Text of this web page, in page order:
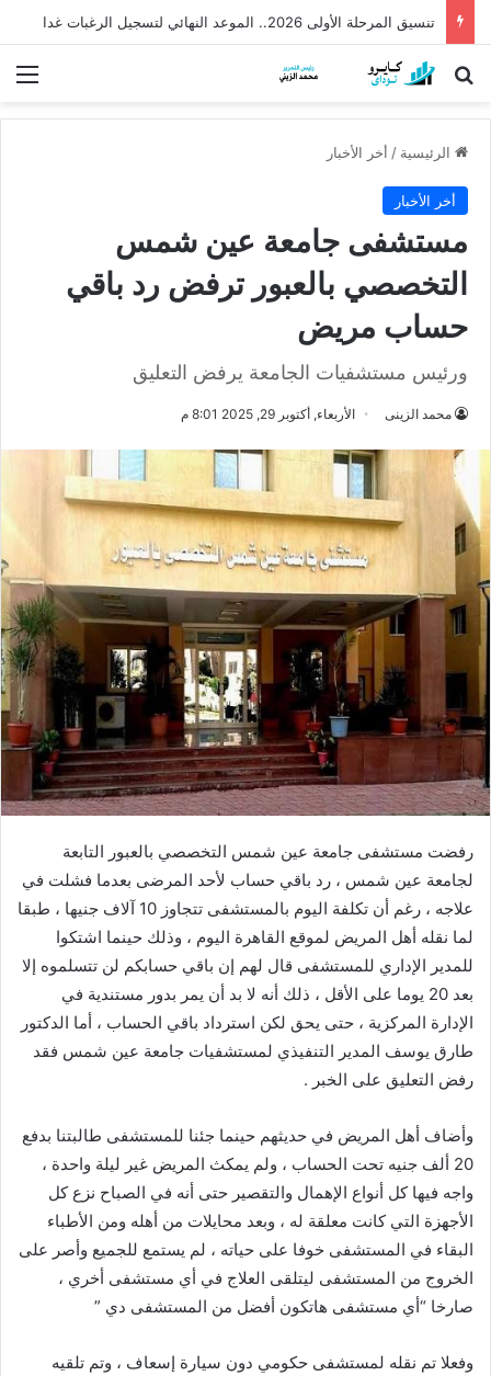
تنسيق المرحلة الأولى 2026.. الموعد النهائي لتسجيل الرغبات غدا
بحث عن
الرئيسية / أخر الأخبار
أخر الأخبار
مستشفى جامعة عين شمس
التخصصي بالعبور ترفض رد باقي
حساب مريض
ورئيس مستشفيات الجامعة يرفض التعليق
محمد الزينى الأربعاء, أكتوبر 29, 2025 8:01 م
رفضت مستشفى جامعة عين شمس التخصصي بالعبور التابعة
لجامعة عين شمس ، رد باقي حساب لأحد المرضى بعدما فشلت في
علاجه ، رغم أن تكلفة اليوم بالمستشفى تتجاوز 10 آلاف جنيها ، طبقا
لما نقله أهل المريض لموقع القاهرة اليوم ، وذلك حينما اشتكوا
للمدير الإداري للمستشفى قال لهم إن باقي حسابكم لن تتسلموه إلا
بعد 20 يوما على الأقل ، ذلك أنه لا بد أن يمر بدور مستندية في
الإدارة المركزية ، حتى يحق لكن استرداد باقي الحساب ، أما الدكتور
طارق يوسف المدير التنفيذي لمستشفيات جامعة عين شمس فقد
رفض التعليق على الخبر .
وأضاف أهل المريض في حديثهم حينما جئنا للمستشفى طالبتنا بدفع
20 ألف جنيه تحت الحساب ، ولم يمكث المريض غير ليلة واحدة ،
واجه فيها كل أنواع الإهمال والتقصير حتى أنه في الصباح نزع كل
الأجهزة التي كانت معلقة له ، وبعد محايلات من أهله ومن الأطباء
البقاء في المستشفى خوفا على حياته ، لم يستمع للجميع وأصر على
الخروج من المستشفى ليتلقى العلاج في أي مستشفى أخري ،
صارخا “أي مستشفى هاتكون أفضل من المستشفى دي ”
وفعلا تم نقله لمستشفى حكومي دون سيارة إسعاف ، وتم تلقيه